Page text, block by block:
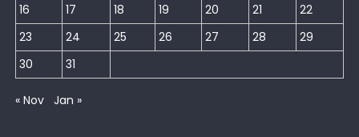
16
17 18 19 20 21
22
23
24 25 26 27 28
29
30
31
« Nov Jan »